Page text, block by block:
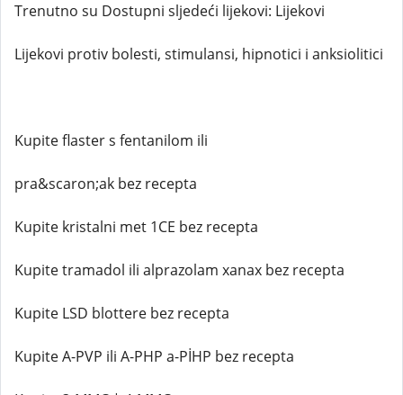
Trenutno su Dostupni sljedeći lijekovi: Lijekovi
Lijekovi protiv bolesti, stimulansi, hipnotici i anksiolitici
Kupite flaster s fentanilom ili
pra&scaron;ak bez recepta
Kupite kristalni met 1CE bez recepta
Kupite tramadol ili alprazolam xanax bez recepta
Kupite LSD blottere bez recepta
Kupite A-PVP ili A-PHP a-PİHP bez recepta